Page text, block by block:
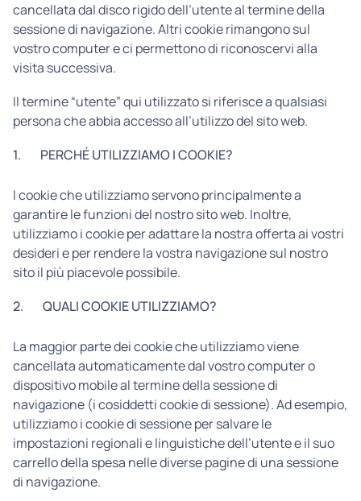
cancellata dal disco rigido dell’utente al termine della
sessione di navigazione. Altri cookie rimangono sul
vostro computer e ci permettono di riconoscervi alla
visita successiva.
Il termine “utente” qui utilizzato si riferisce a qualsiasi
persona che abbia accesso all’utilizzo del sito web.
1.
PERCHÉ UTILIZZIAMO I COOKIE?
I cookie che utilizziamo servono principalmente a
garantire le funzioni del nostro sito web. Inoltre,
utilizziamo i cookie per adattare la nostra offerta ai vostri
desideri e per rendere la vostra navigazione sul nostro
sito il più piacevole possibile.
2.
QUALI COOKIE UTILIZZIAMO?
La maggior parte dei cookie che utilizziamo viene
cancellata automaticamente dal vostro computer o
dispositivo mobile al termine della sessione di
navigazione (i cosiddetti cookie di sessione). Ad esempio,
utilizziamo i cookie di sessione per salvare le
impostazioni regionali e linguistiche dell’utente e il suo
carrello della spesa nelle diverse pagine di una sessione
di navigazione.